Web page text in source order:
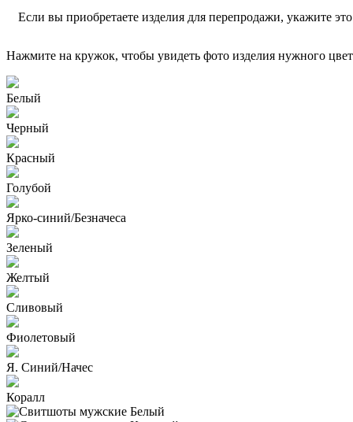
Если вы приобретаете изделия для перепродажи, укажите
Нажмите на кружок, чтобы увидеть фото изделия нужного
Белый
Черный
Красный
Голубой
Ярко-синий/Безначеса
Зеленый
Желтый
Сливовый
Фиолетовый
Я. Синий/Начес
Коралл